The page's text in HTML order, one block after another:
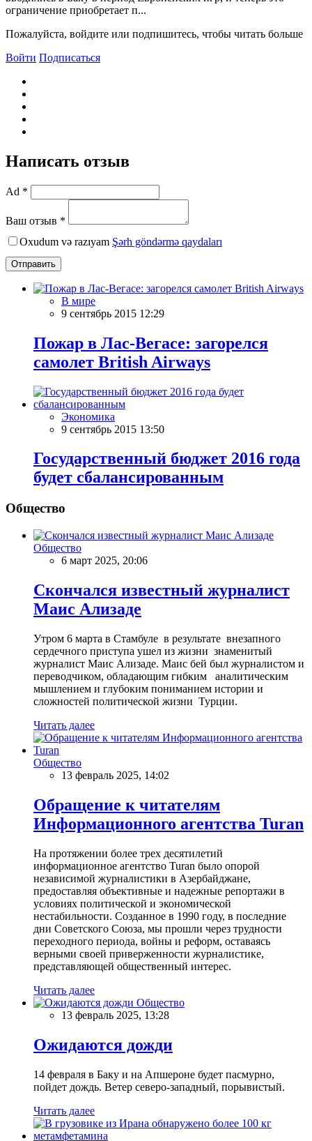
ограничение приобретает п...
Пожалуйста, войдите или подпишитесь, чтобы читать больше
Войти Подписаться
Написать отзыв
Ad *
Ваш отзыв *
Oxudum və razıyam Şərh göndərmə qaydaları
Отправить
В мире
9 сентябрь 2015 12:29
Пожар в Лас-Вегасе: загорелся
самолет British Airways
Экономика
9 сентябрь 2015 13:50
Государственный бюджет 2016 года
будет сбалансированным
Общество
Общество
6 март 2025, 20:06
Скончался известный журналист
Маис Ализаде
Утром 6 марта в Стамбуле в результате внезапного
сердечного приступа ушел из жизни знаменитый
журналист Маис Ализаде. Маис бей был журналистом и
переводчиком, обладающим гибким аналитическим
мышлением и глубоким пониманием истории и
сложностей политической жизни Турции.
Читать далее
Общество
13 февраль 2025, 14:02
Обращение к читателям
Информационного агентства Turan
На протяжении более трех десятилетий
информационное агентство Turan было опорой
независимой журналистики в Азербайджане,
предоставляя объективные и надежные репортажи в
условиях политической и экономической
нестабильности. Созданное в 1990 году, в последние
дни Советского Союза, мы прошли через трудности
переходного периода, войны и реформ, оставаясь
верными своей приверженности журналистике,
представляющей общественный интерес.
Читать далее
Общество
13 февраль 2025, 13:28
Ожидаются дожди
14 февраля в Баку и на Апшероне будет пасмурно,
пойдет дождь. Ветер северо-западный, порывистый.
Читать далее